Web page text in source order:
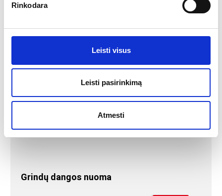
Rinkodara
Leisti visus
Leisti pasirinkimą
Atmesti
Grindų dangos nuoma